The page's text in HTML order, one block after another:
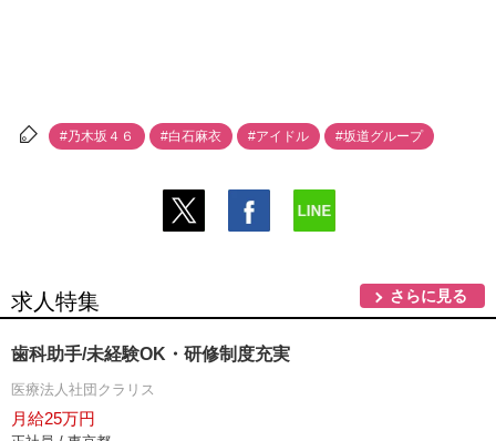
#乃木坂４６ #白石麻衣 #アイドル #坂道グループ
求人特集 さらに見る
歯科助手/未経験OK・研修制度充実
医療法人社団クラリス
月給25万円